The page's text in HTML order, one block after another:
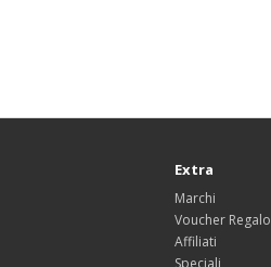
Extra
Marchi
Voucher Regalo
Affiliati
Speciali